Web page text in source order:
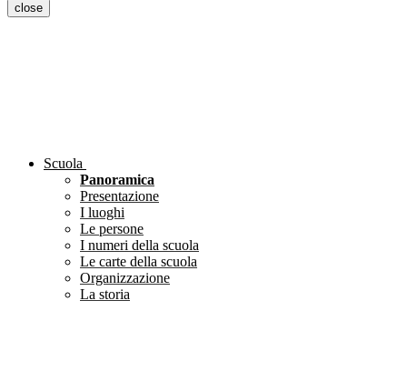
close
Scuola
Panoramica
Presentazione
I luoghi
Le persone
I numeri della scuola
Le carte della scuola
Organizzazione
La storia